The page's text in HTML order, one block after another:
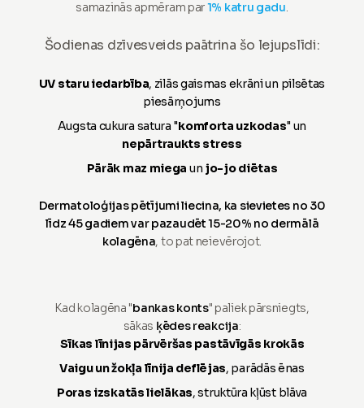
samazinās apmēram par1% katru gadu.
Šodienas dzīvesveids paātrina šo lejupslīdi:
UV staru iedarbība, zilās gaismas ekrāni un pilsētas
piesārņojums
Augsta cukura satura "komforta uzkodas" un
nepārtraukts stress
Pārāk maz miega un jo-jo diētas
Dermatoloģijas pētījumi liecina, ka sievietes no 30
līdz 45 gadiem var pazaudēt 15-20% no dermālā
kolagēna, to pat neievērojot.
Kad kolagēna "bankas konts" paliek pārsniegts,
sākas ķēdes reakcija:
Sīkas līnijas pārvēršas pastāvīgās krokās
Vaigu un žokļa līnija deflējas, parādās ēnas
Poras izskatās lielākas, struktūra kļūst blāva